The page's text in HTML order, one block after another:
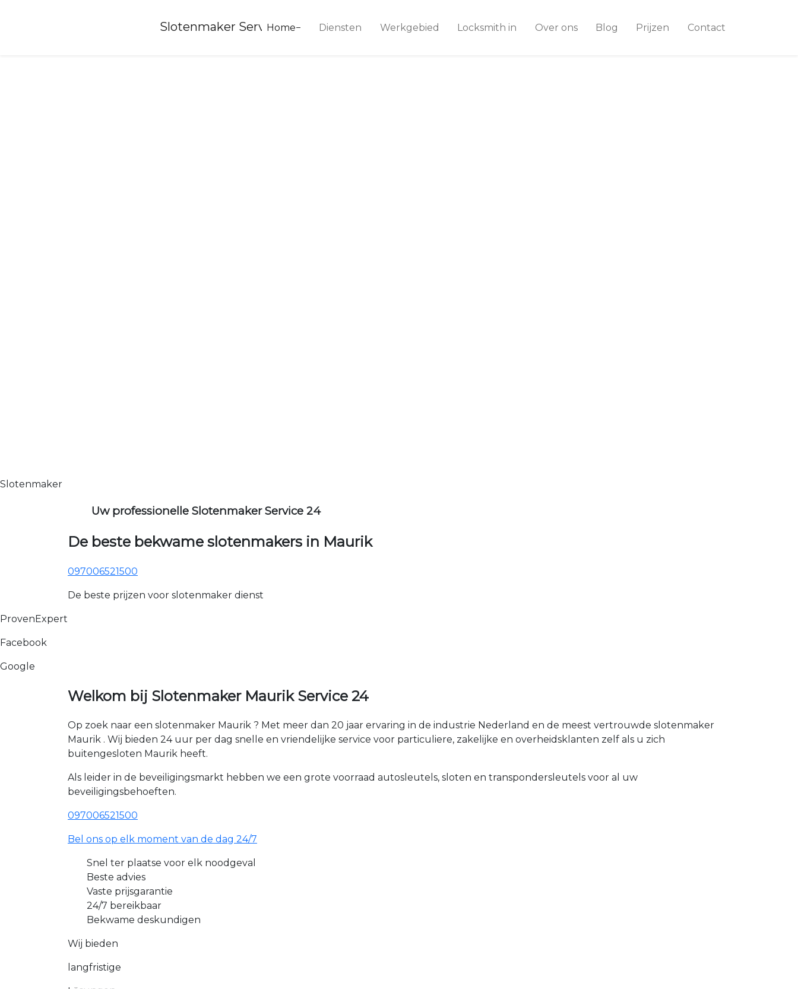
Slotenmaker Service 24
Home Diensten Werkgebied Locksmith in Over ons Blog Prijzen Contact
Slotenmaker
Uw professionelle Slotenmaker Service 24
De beste bekwame slotenmakers in Maurik
097006521500
De beste prijzen voor slotenmaker dienst
ProvenExpert
Facebook
Google
Welkom bij Slotenmaker Maurik Service 24
Op zoek naar een slotenmaker Maurik ? Met meer dan 20 jaar ervaring in de industrie Nederland en de meest vertrouwde slotenmaker
Maurik . Wij bieden 24 uur per dag snelle en vriendelijke service voor particuliere, zakelijke en overheidsklanten zelf als u zich
buitengesloten Maurik heeft.
Als leider in de beveiligingsmarkt hebben we een grote voorraad autosleutels, sloten en transpondersleutels voor al uw
beveiligingsbehoeften.
097006521500
Bel ons op elk moment van de dag 24/7
Snel ter plaatse voor elk noodgeval
Beste advies
Vaste prijsgarantie
24/7 bereikbaar
Bekwame deskundigen
Wij bieden
langfristige